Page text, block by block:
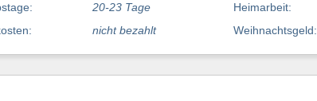
20-23 Tage Heimarbeit:
nicht bezahlt Weihnachtsgeld: